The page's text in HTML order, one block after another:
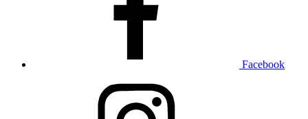
Facebook